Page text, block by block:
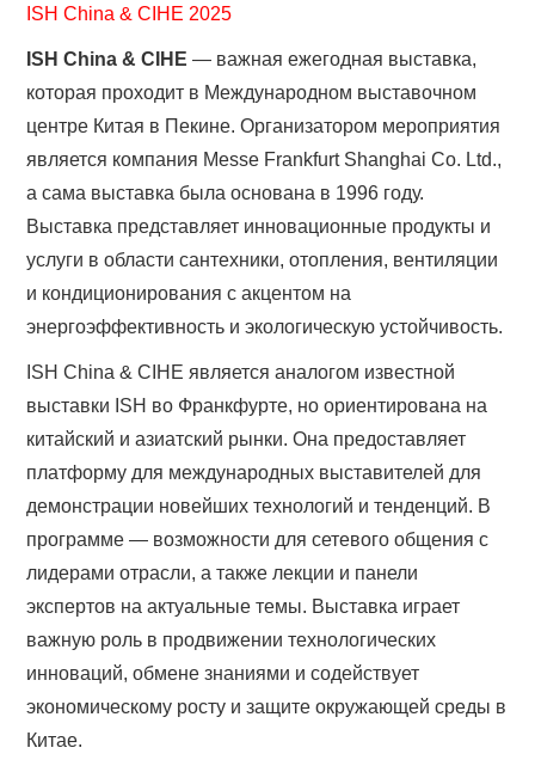
ISH China & CIHE 2025
ISH China & CIHE — важная ежегодная выставка,
которая проходит в Международном выставочном
центре Китая в Пекине. Организатором мероприятия
является компания Messe Frankfurt Shanghai Co. Ltd.,
а сама выставка была основана в 1996 году.
Выставка представляет инновационные продукты и
услуги в области сантехники, отопления, вентиляции
и кондиционирования с акцентом на
энергоэффективность и экологическую устойчивость.
ISH China & CIHE является аналогом известной
выставки ISH во Франкфурте, но ориентирована на
китайский и азиатский рынки. Она предоставляет
платформу для международных выставителей для
демонстрации новейших технологий и тенденций. В
программе — возможности для сетевого общения с
лидерами отрасли, а также лекции и панели
экспертов на актуальные темы. Выставка играет
важную роль в продвижении технологических
инноваций, обмене знаниями и содействует
экономическому росту и защите окружающей среды в
Китае.